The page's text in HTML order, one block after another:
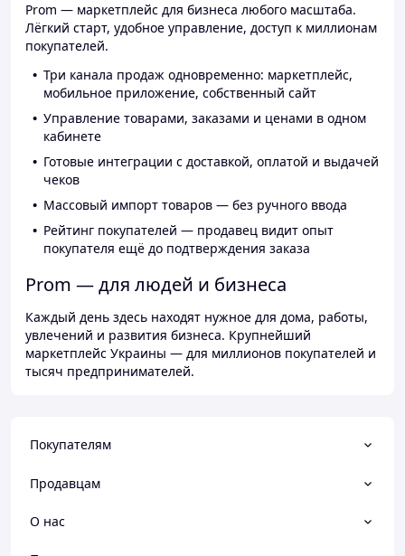
Prom — маркетплейс для бизнеса любого масштаба.
Лёгкий старт, удобное управление, доступ к миллионам
покупателей.
Три канала продаж одновременно: маркетплейс,
мобильное приложение, собственный сайт
Управление товарами, заказами и ценами в одном
кабинете
Готовые интеграции с доставкой, оплатой и выдачей
чеков
Массовый импорт товаров — без ручного ввода
Рейтинг покупателей — продавец видит опыт
покупателя ещё до подтверждения заказа
Prom — для людей и бизнеса
Каждый день здесь находят нужное для дома, работы,
увлечений и развития бизнеса. Крупнейший
маркетплейс Украины — для миллионов покупателей и
тысяч предпринимателей.
Покупателям
Продавцам
О нас